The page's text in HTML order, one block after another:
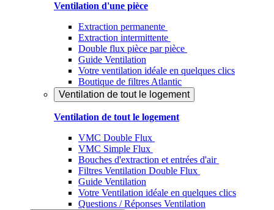
Ventilation d'une pièce
Extraction permanente
Extraction intermittente
Double flux pièce par pièce
Guide Ventilation
Votre ventilation idéale en quelques clics
Boutique de filtres Atlantic
Ventilation de tout le logement
Ventilation de tout le logement
VMC Double Flux
VMC Simple Flux
Bouches d'extraction et entrées d'air
Filtres Ventilation Double Flux
Guide Ventilation
Votre Ventilation idéale en quelques clics
Questions / Réponses Ventilation